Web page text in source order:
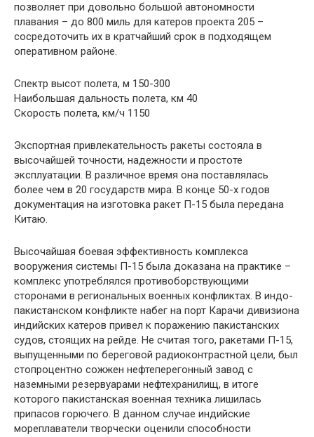
позволяет при довольно большой автономности
плавания – до 800 миль для катеров проекта 205 –
сосредоточить их в кратчайший срок в подходящем
оперативном районе.
Спектр высот полета, м 150-300
Наибольшая дальность полета, км 40
Скорость полета, км/ч 1150
Экспортная привлекательность ракеты состояла в
высочайшей точности, надежности и простоте
эксплуатации. В различное время она поставлялась
более чем в 20 государств мира. В конце 50-х годов
документация на изготовка ракет П-15 была передана
Китаю.
Высочайшая боевая эффективность комплекса
вооружения системы П-15 была доказана на практике –
комплекс употреблялся противоборствующими
сторонами в региональных военных конфликтах. В индо-
пакистанском конфликте набег на порт Карачи дивизиона
индийских катеров привел к поражению пакистанских
судов, стоящих на рейде. Не считая того, ракетами П-15,
выпущенными по береговой радиоконтрастной цели, был
стопроцентно сожжен нефтеперегонный завод с
наземными резервуарами нефтехранилищ, в итоге
которого пакистанская военная техника лишилась
припасов горючего. В данном случае индийские
мореплаватели творчески оценили способности